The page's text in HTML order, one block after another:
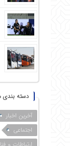
دسته بندی
آخرین اخبار
اجتماعی
ارتباطات و